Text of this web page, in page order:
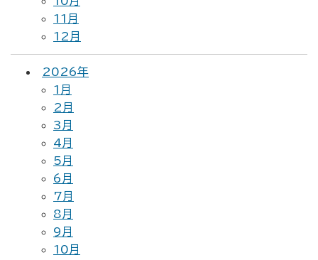
11月
12月
2026年
1月
2月
3月
4月
5月
6月
7月
8月
9月
10月